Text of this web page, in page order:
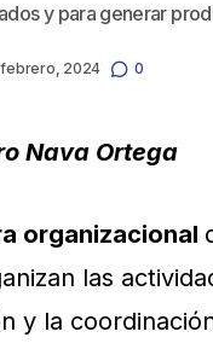
y para generar
2024 0
Nava Ortega
organizacional
las
y la